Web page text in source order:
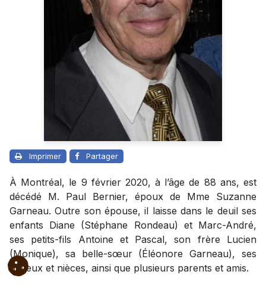
Imprimer Partager
À Montréal, le 9 février 2020, à l’âge de 88 ans, est
décédé M. Paul Bernier, époux de Mme Suzanne
Garneau. Outre son épouse, il laisse dans le deuil ses
enfants Diane (Stéphane Rondeau) et Marc-André,
ses petits-fils Antoine et Pascal, son frère Lucien
(Monique), sa belle-sœur (Éléonore Garneau), ses
neveux et nièces, ainsi que plusieurs parents et amis.